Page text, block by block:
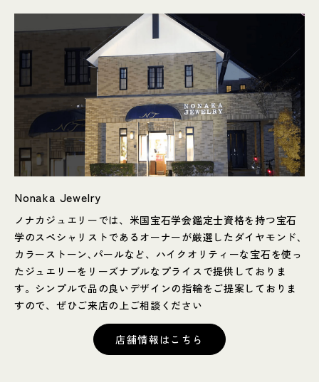
Nonaka Jewelry
ノナカジュエリーでは、米国宝石学会鑑定士資格を持つ宝石
学のスペシャリストであるオーナーが厳選したダイヤモンド､
カラーストーン､パールなど、ハイクオリティーな宝石を使っ
たジュエリーをリーズナブルなプライスで提供しておりま
す。シンプルで品の良いデザインの指輪をご提案しておりま
すので、ぜひご来店の上ご相談ください
店舗情報はこちら